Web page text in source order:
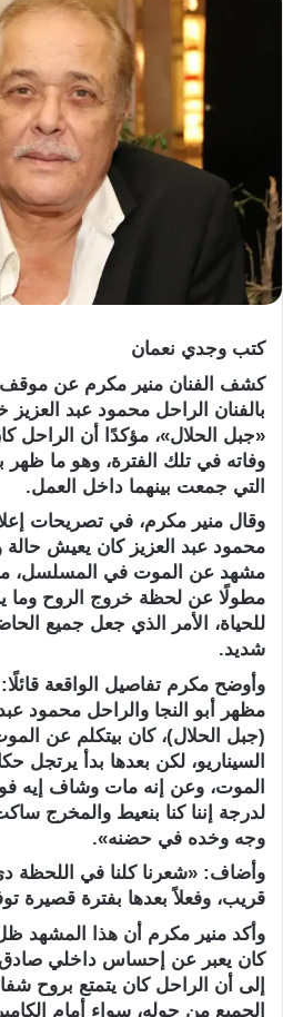
كتب وجدي نعمان
كشف الفنان منير مكرم عن موقف
بالفنان الراحل محمود عبد
«جبل الحلال»، مؤكدًا أن الراحل
وفاته في تلك الفترة، وهو ما
التي جمعت بينهما داخل العمل.
وقال منير مكرم، في تصريحات
محمود عبد العزيز كان يعيش حالة
مشهد عن الموت في المسلسل،
مطولًا عن لحظة خروج الروح وما
للحياة، الأمر الذي جعل جميع
شديد.
وأوضح مكرم تفاصيل الواقعة
مظهر أبو النجا والراحل محمود
السيناريو، لكن بعدها بدأ يرتجل
الموت، وعن إنه مات وشاف إيه
لدرجة إننا كنا بنعيط والمخرج
وجه وخده في حضنه».
وأضاف: «شعرنا كلنا في اللحظة
قريب، وفعلاً بعدها بفترة قصيرة
وأكد منير مكرم أن هذا المشهد ظل
كان يعبر عن إحساس داخلي صادق
إلى أن الراحل كان يتمتع بروح
الجميع من حوله، سواء أمام